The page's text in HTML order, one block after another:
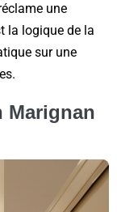
une
la logique de la
sur une
Marignan